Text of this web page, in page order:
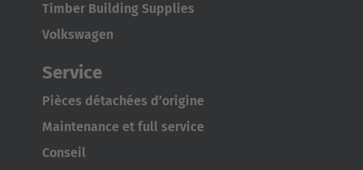
Timber Building Supplies
Volkswagen
Service
Pièces détachées d’origine
Maintenance et full service
Conseil